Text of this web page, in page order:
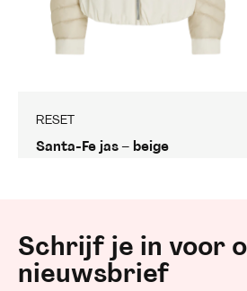
RESET
Santa-Fe jas – beige
Schrijf je in voor
nieuwsbrief